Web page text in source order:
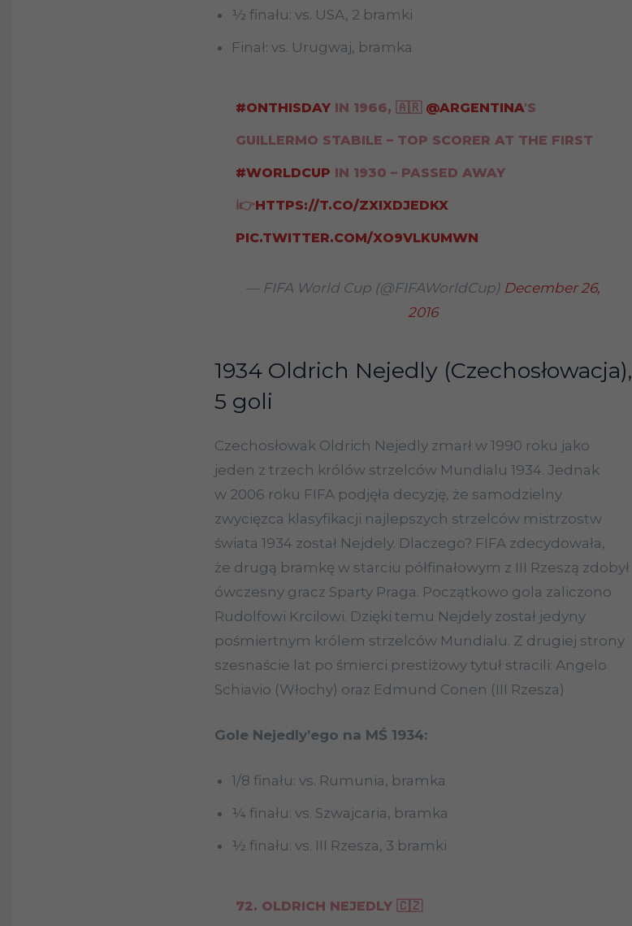
½ finału: vs. USA, 2 bramki
Finał: vs. Urugwaj, bramka
#ONTHISDAYIN 1966, 🇦🇷 @ARGENTINA'S
GUILLERMO STABILE – TOP SCORER AT THE FIRST
#WORLDCUP IN 1930 – PASSED AWAY
ℹ️👉HTTPS://T.CO/ZXIXDJEDKX
PIC.TWITTER.COM/XO9VLKUMWN
— FIFA World Cup (@FIFAWorldCup) December 26,
2016
1934 Oldrich Nejedly (Czechosłowacja),
5 goli
Czechosłowak Oldrich Nejedly zmarł w 1990 roku jako
jeden z trzech królów strzelców Mundialu 1934. Jednak
w 2006 roku FIFA podjęła decyzję, że samodzielny
zwycięzca klasyfikacji najlepszych strzelców mistrzostw
świata 1934 został Nejdely. Dlaczego? FIFA zdecydowała,
że drugą bramkę w starciu półfinałowym z III Rzeszą zdobył
ówczesny gracz Sparty Praga. Początkowo gola zaliczono
Rudolfowi Krcilowi. Dzięki temu Nejdely został jedyny
pośmiertnym królem strzelców Mundialu. Z drugiej strony
szesnaście lat po śmierci prestiżowy tytuł stracili: Angelo
Schiavio (Włochy) oraz Edmund Conen (III Rzesza)
Gole Nejedly’ego na MŚ 1934:
1/8 finału: vs. Rumunia, bramka
¼ finału: vs. Szwajcaria, bramka
½ finału: vs. III Rzesza, 3 bramki
72. OLDRICH NEJEDLY 🇨🇿